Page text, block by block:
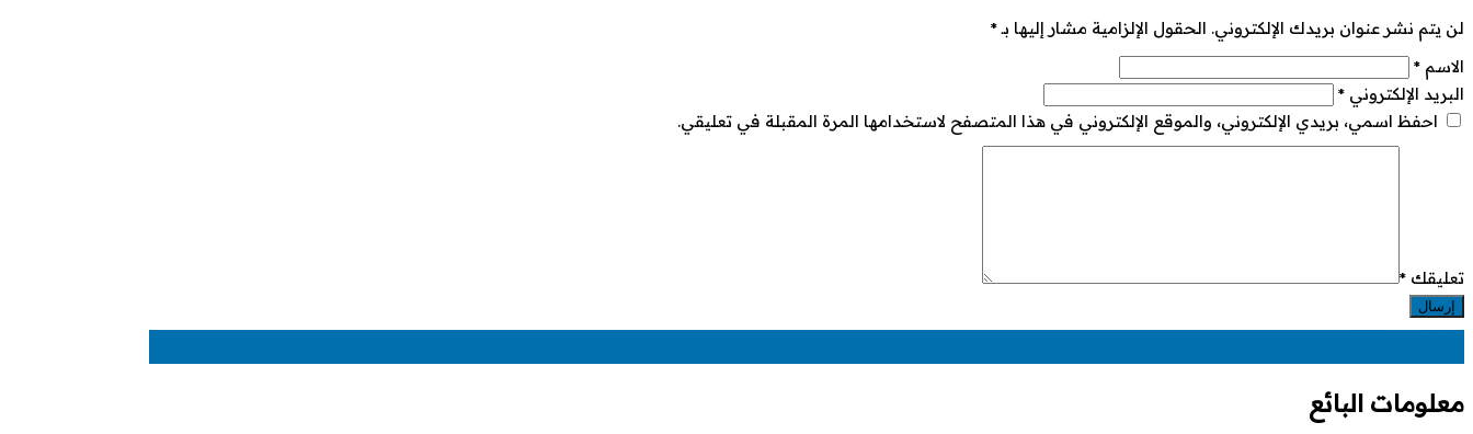
لن يتم نشر عنوان بريدك الإلكتروني. الحقول الإلزامية مشار إليها بـ*
الاسم *
البريد الإلكتروني *
احفظ اسمي، بريدي الإلكتروني، والموقع الإلكتروني في هذا المتصفح لاستخدامها المرة المقبلة في تعليقي.
تعليقك *
معلومات البائع